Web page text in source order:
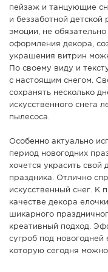
КАМЕРЫ
КОНКУРСЫ
СТАТЬИ
пейзаж и танцующие
и беззаботной детской
эмоции, не
оформления декора,
украшения витрин
По своему виду и
с настоящим снегом.
сохранять несколько
искусственного снега
пылесоса.
Особенно актуально
период новогодних
хочется украсить свой
праздника. Отлично
искусственный снег. К
качестве декора
шикарного
креативный подход.
сугроб под новогодней
которую сегодня можно